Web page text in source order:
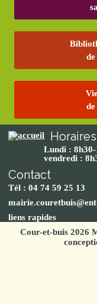
Horaires
Lundi : 8h30-
vendredi :
Contact
Tél : 04 74 59 25 13
liens rapides
Cour-et-buis 2026